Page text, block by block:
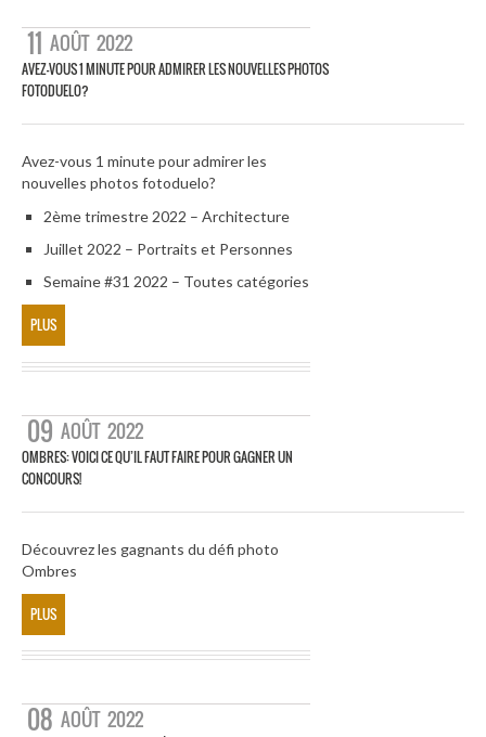
11 AOÛT 2022
AVEZ-VOUS 1 MINUTE POUR ADMIRER LES NOUVELLES PHOTOS
FOTODUELO?
Avez-vous 1 minute pour admirer les
nouvelles photos fotoduelo?
2ème trimestre 2022 – Architecture
Juillet 2022 – Portraits et Personnes
Semaine #31 2022 – Toutes catégories
PLUS
09 AOÛT 2022
OMBRES: VOICI CE QU’IL FAUT FAIRE POUR GAGNER UN
CONCOURS!
Découvrez les gagnants du défi photo
Ombres
PLUS
08 AOÛT 2022